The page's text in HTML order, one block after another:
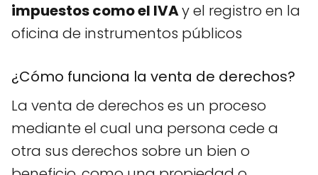
impuestos como el IVAy el registro en la
oficina de instrumentos públicos
¿Cómo funciona la venta de derechos?
La venta de derechos es un proceso
mediante el cual una persona cede a
otra sus derechos sobre un bien o